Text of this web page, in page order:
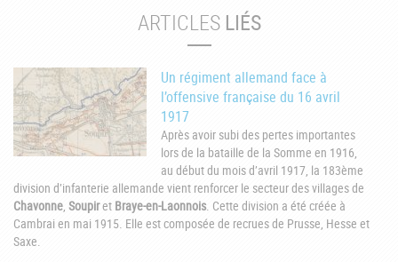
ARTICLES LIÉS
Un régiment allemand face à
l’offensive française du 16 avril
1917
Après avoir subi des pertes importantes
lors de la bataille de la Somme en 1916,
au début du mois d’avril 1917, la 183ème
division d’infanterie allemande vient renforcer le secteur des villages de
Chavonne, Soupiret Braye-en-Laonnois. Cette division a été créée à
Cambrai en mai 1915. Elle est composée de recrues de Prusse, Hesse et
Saxe.